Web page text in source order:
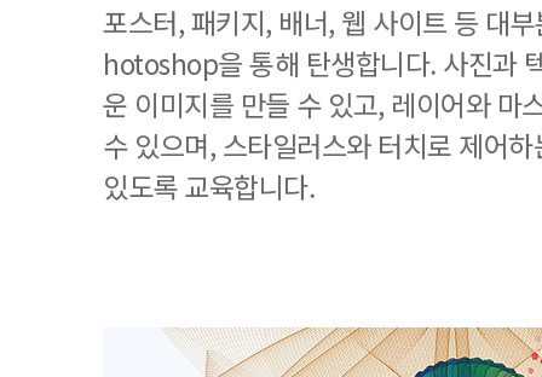
포스터, 패키지, 배너, 웹 사이트 등 대
hotoshop을 통해 탄생합니다. 사진과
운 이미지를 만들 수 있고, 레이어와 마
수 있으며, 스타일러스와 터치로 제어
있도록 교육합니다.